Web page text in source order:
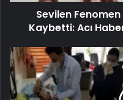
Sevilen
Kaybetti: Acı